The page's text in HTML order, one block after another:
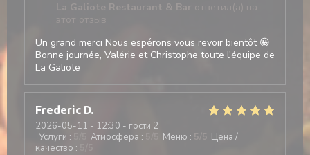
La Galiote Restaurant & Bar ответил(а) на
этот отзыв
Un grand merci Nous espérons vous revoir bientôt 😀
Bonne journée, Valérie et Christophe toute l'équipe de
La Galiote
Frederic D
2026-05-11 - 12:30 - гости 2
Услуги : Атмосфера : Меню : 5 /5 Цена /
качество :